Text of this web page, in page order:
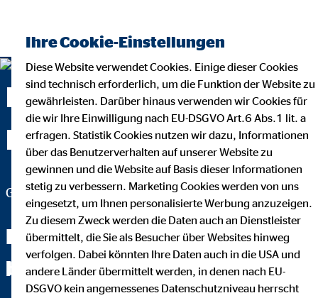
Lothar Niestegge —
Nottuln
Generalagent für die OVB Vermögensberatung AG
Fachchinesisch werden Sie
bei mir nicht hören.
Ihre Cookie-Einstellungen
Diese Website verwendet Cookies. Einige dieser Cookies
sind technisch erforderlich, um die Funktion der Website zu
gewährleisten. Darüber hinaus verwenden wir Cookies für
die wir Ihre Einwilligung nach EU-DSGVO Art.6 Abs.1 lit. a
erfragen. Statistik Cookies nutzen wir dazu, Informationen
über das Benutzerverhalten auf unserer Website zu
gewinnen und die Website auf Basis dieser Informationen
stetig zu verbessern. Marketing Cookies werden von uns
eingesetzt, um Ihnen personalisierte Werbung anzuzeigen.
Zu diesem Zweck werden die Daten auch an Dienstleister
übermittelt, die Sie als Besucher über Websites hinweg
verfolgen. Dabei könnten Ihre Daten auch in die USA und
andere Länder übermittelt werden, in denen nach EU-
DSGVO kein angemessenes Datenschutzniveau herrscht